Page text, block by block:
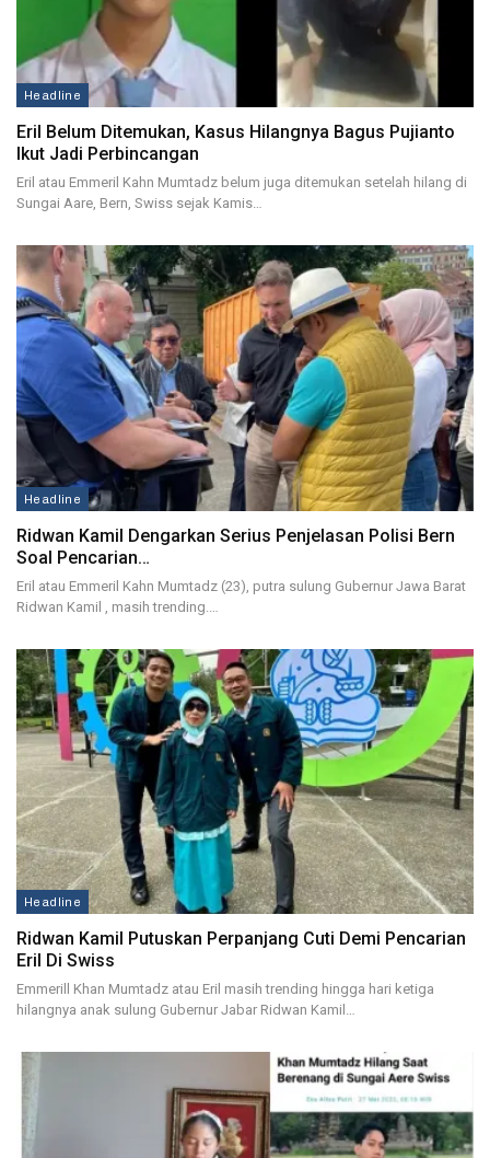
Headline
Eril Belum Ditemukan, Kasus Hilangnya Bagus Pujianto
Ikut Jadi Perbincangan
Eril atau Emmeril Kahn Mumtadz belum juga ditemukan setelah hilang di
Sungai Aare, Bern, Swiss sejak Kamis…
Headline
Ridwan Kamil Dengarkan Serius Penjelasan Polisi Bern
Soal Pencarian…
Eril atau Emmeril Kahn Mumtadz (23), putra sulung Gubernur Jawa Barat
Ridwan Kamil , masih trending.…
Headline
Ridwan Kamil Putuskan Perpanjang Cuti Demi Pencarian
Eril Di Swiss
Emmerill Khan Mumtadz atau Eril masih trending hingga hari ketiga
hilangnya anak sulung Gubernur Jabar Ridwan Kamil…